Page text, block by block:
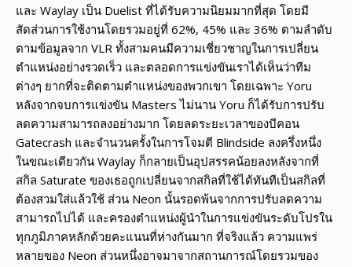
และ Waylay เป็น Duelist ที่ได้รับความนิยมมากที่สุด โดยมี
สัดส่วนการใช้งานโดยรวมอยู่ที่ 62%, 45% และ 36% ตามลำดับ
ตามข้อมูลจาก VLR ทั้งสามคนมีความเชี่ยวชาญในการเปลี่ยน
ตำแหน่งอย่างรวดเร็ว และตลอดการแข่งขันเราได้เห็นว่าทีม
ต่างๆ ยากที่จะติดตามตำแหน่งของพวกเขา โดยเฉพาะ Yoru
หลังจากจบการแข่งขัน Masters ไม่นาน Yoru ก็ได้รับการปรับ
ลดความสามารถลงอย่างมาก โดยลดระยะเวลาของบีคอน
Gatecrash และจำนวนครั้งในการโจมตี Blindside ลงครึ่งหนึ่ง
ในขณะเดียวกัน Waylay ก็กลายเป็นอุปสรรคน้อยลงหลังจากที่
สกิล Saturate ของเธอถูกเปลี่ยนจากสกิลที่ใช้ได้ทันทีเป็นสกิลที่
ต้องสวมใส่แล้วใช้ ส่วน Neon นั้นรอดพ้นจากการปรับลดความ
สามารถไปได้ และครองตำแหน่งผู้นำในการแข่งขันระดับโปรใน
ทุกภูมิภาคหลักด้วยคะแนนที่ห่างกันมาก ที่จริงแล้ว ความแพร่
หลายของ Neon ส่วนหนึ่งอาจมาจากสถานการณ์โดยรวมของ